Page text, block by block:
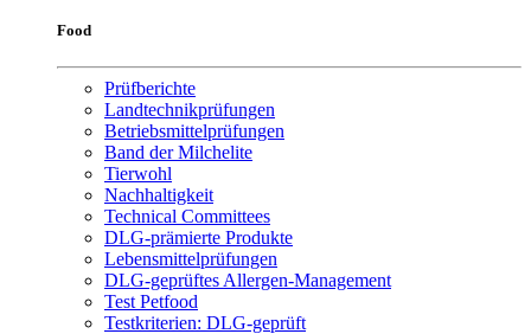
Food
Prüfberichte
Landtechnikprüfungen
Betriebsmittelprüfungen
Band der Milchelite
Tierwohl
Nachhaltigkeit
Technical Committees
DLG-prämierte Produkte
Lebensmittelprüfungen
DLG-geprüftes Allergen-Management
Test Petfood
Testkriterien: DLG-geprüft